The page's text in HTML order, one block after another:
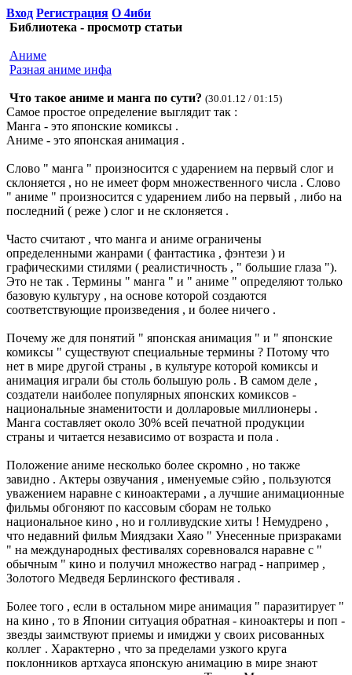
Вход Регистрация О 4иби
Библиотека - просмотр статьи
Аниме
Разная аниме инфа
Что такое аниме и манга по сути? (30.01.12 / 01:15)
Самое простое определение выглядит так :
Манга - это японские комиксы .
Аниме - это японская анимация .
Слово " манга " произносится с ударением на первый слог и
склоняется , но не имеет форм множественного числа . Слово
" аниме " произносится с ударением либо на первый , либо на
последний ( реже ) слог и не склоняется .
Часто считают , что манга и аниме ограничены
определенными жанрами ( фантастика , фэнтези ) и
графическими стилями ( реалистичность , " большие глаза ").
Это не так . Термины " манга " и " аниме " определяют только
базовую культуру , на основе которой создаются
соответствующие произведения , и более ничего .
Почему же для понятий " японская анимация " и " японские
комиксы " существуют специальные термины ? Потому что
нет в мире другой страны , в культуре которой комиксы и
анимация играли бы столь большую роль . В самом деле ,
создатели наиболее популярных японских комиксов -
национальные знаменитости и долларовые миллионеры .
Манга составляет около 30% всей печатной продукции
страны и читается независимо от возраста и пола .
Положение аниме несколько более скромно , но также
завидно . Актеры озвучания , именуемые сэйю , пользуются
уважением наравне с киноактерами , а лучшие анимационные
фильмы обгоняют по кассовым сборам не только
национальное кино , но и голливудские хиты ! Немудрено ,
что недавний фильм Миядзаки Хаяо " Унесенные призраками
" на международных фестивалях соревновался наравне с "
обычным " кино и получил множество наград - например ,
Золотого Медведя Берлинского фестиваля .
Более того , если в остальном мире анимация " паразитирует "
на кино , то в Японии ситуация обратная - киноактеры и поп -
звезды заимствуют приемы и имиджи у своих рисованных
коллег . Характерно , что за пределами узкого круга
поклонников артхауса японскую анимацию в мире знают